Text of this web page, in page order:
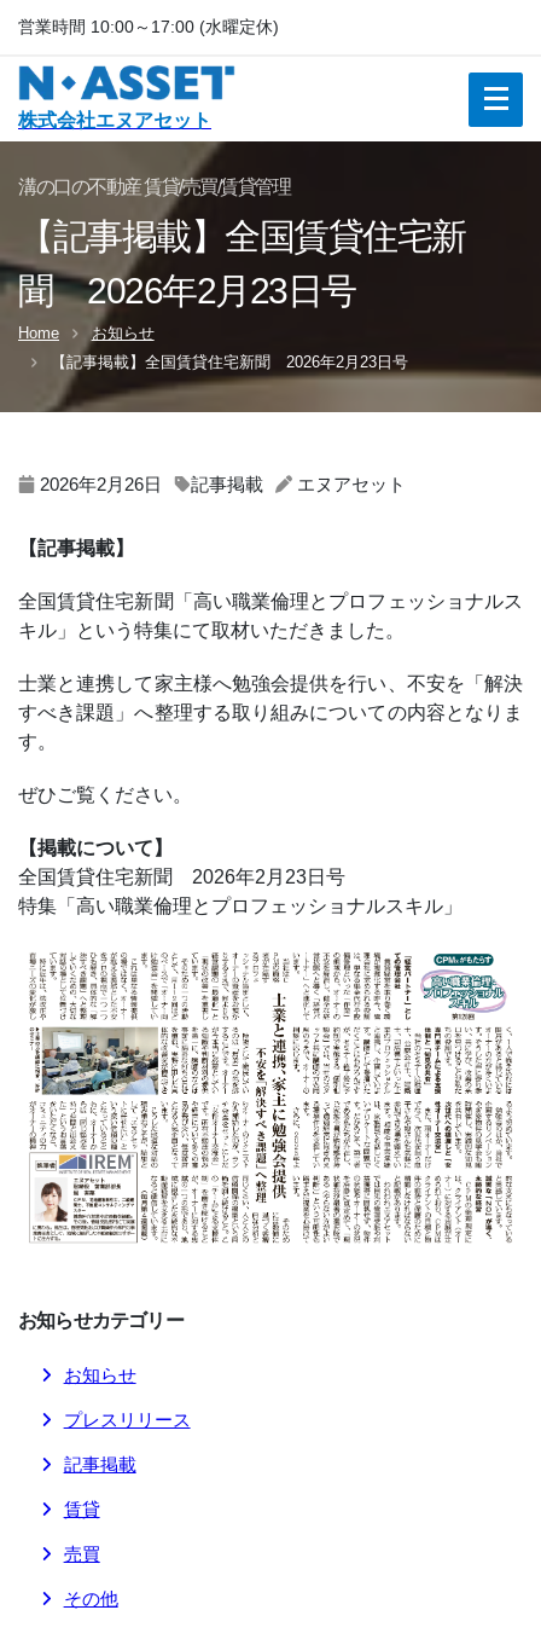
営業時間 10:00～17:00 (水曜定休)
株式会社エヌアセット
溝の口の不動産 賃貸/売買/賃貸管理
【記事掲載】全国賃貸住宅新
聞 2026年2月23日号
Home
お知らせ
【記事掲載】全国賃貸住宅新聞 2026年2月23日号
2026年2月26日 記事掲載 エヌアセット
【記事掲載】
全国賃貸住宅新聞「高い職業倫理とプロフェッショナルス
キル」という特集にて取材いただきました。
士業と連携して家主様へ勉強会提供を行い、不安を「解決
すべき課題」へ整理する取り組みについての内容となりま
す。
ぜひご覧ください。
【掲載について】
全国賃貸住宅新聞 2026年2月23日号
特集「高い職業倫理とプロフェッショナルスキル」
お知らせカテゴリー
お知らせ
プレスリリース
記事掲載
賃貸
売買
その他